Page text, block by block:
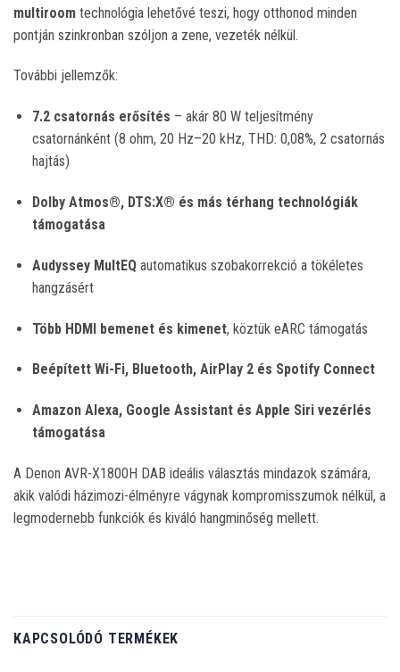
multiroom technológia lehetővé teszi, hogy otthonod minden
pontján szinkronban szóljon a zene, vezeték nélkül.
További jellemzők:
7.2 csatornás erősítés – akár 80 W teljesítmény
csatornánként (8 ohm, 20 Hz–20 kHz, THD: 0,08%, 2 csatornás
hajtás)
Dolby Atmos®, DTS:X® és más térhang technológiák
támogatása
Audyssey MultEQautomatikus szobakorrekció a tökéletes
hangzásért
Több HDMI bemenet és kimenet, köztük eARC támogatás
Beépített Wi-Fi, Bluetooth, AirPlay 2 és Spotify Connect
Amazon Alexa, Google Assistant és Apple Siri vezérlés
támogatása
A Denon AVR-X1800H DAB ideális választás mindazok számára,
akik valódi házimozi-élményre vágynak kompromisszumok nélkül, a
legmodernebb funkciók és kiváló hangminőség mellett.
KAPCSOLÓDÓ TERMÉKEK